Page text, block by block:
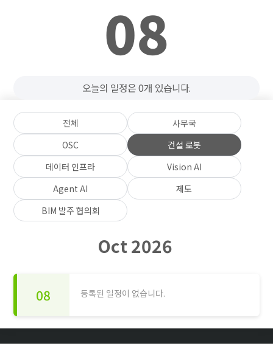
08
오늘의 일정은 0개 있습니다.
전체
사무국
OSC
건설 로봇
데이터 인프라
Vision AI
Agent AI
제도
BIM 발주 협의회
Oct 2026
08 등록된 일정이 없습니다.